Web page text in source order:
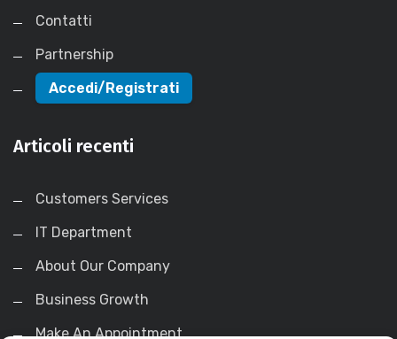
Contatti
Partnership
Accedi/Registrati
Articoli recenti
Customers Services
IT Department
About Our Company
Business Growth
Make An Appointment